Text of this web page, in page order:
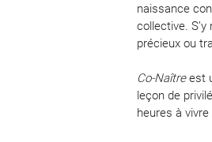
naissance
collective.
précieux ou
Co-Naîtreest
leçon de
heures à